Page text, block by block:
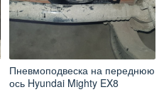
Пневмоподвеска на переднюю
ось Hyundai Mighty EX8